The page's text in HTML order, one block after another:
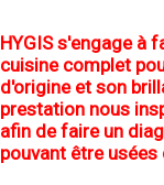
HYGIS s'engage à
cuisine complet
d'origine et son
prestation nous
afin de faire un
pouvant être usées